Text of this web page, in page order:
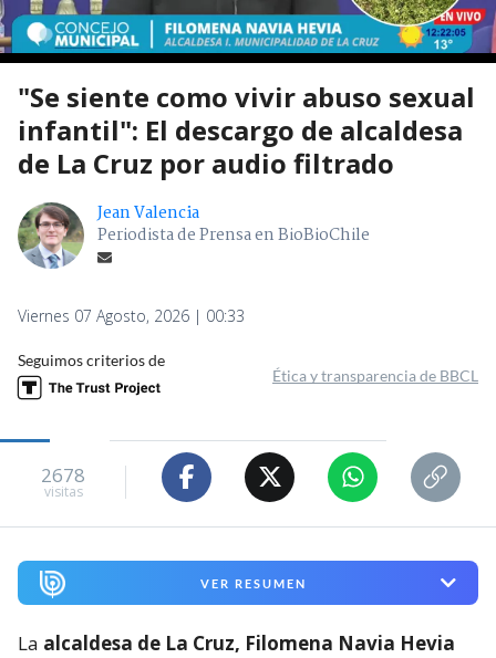
"Se siente como vivir abuso sexual
infantil": El descargo de alcaldesa
de La Cruz por audio filtrado
Jean Valencia
Periodista de Prensa en BioBioChile
Viernes 07 Agosto, 2026 | 00:33
Seguimos criterios de
Ética y transparencia de BBCL
2678
visitas
VER RESUMEN
La alcaldesa de La Cruz, Filomena Navia Hevia